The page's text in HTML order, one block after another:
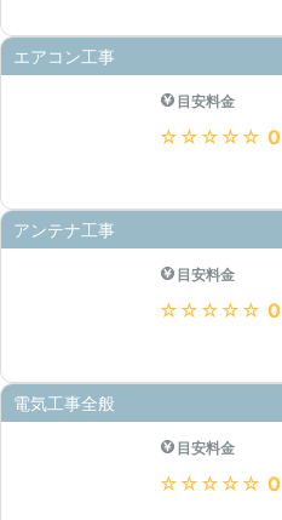
エアコン工事
目安料金
★★★★★ 0
アンテナ工事
目安料金
★★★★★ 0
電気工事全般
目安料金
★★★★★ 0